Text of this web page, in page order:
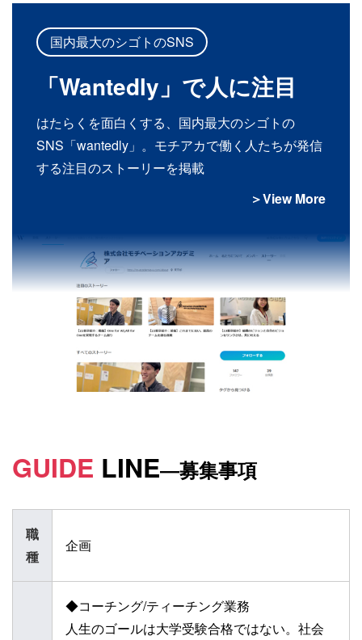
国内最大のシゴトのSNS
「Wantedly」で人に注目
はたらくを面白くする、国内最大のシゴトの
SNS「wantedly」。モチアカで働く人たちが発信
する注目のストーリーを掲載
＞View More
GUIDE LINE―募集事項
職
種
企画
◆コーチング/ティーチング業務
人生のゴールは大学受験合格ではない。社会